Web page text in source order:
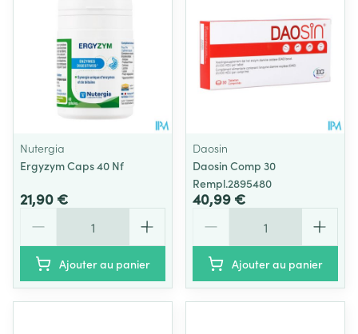
Nutergia
Ergyzym Caps 40 Nf
21,90 €
Ajouter au panier
Daosin
Daosin Comp 30
Rempl.2895480
40,99 €
Ajouter au panier